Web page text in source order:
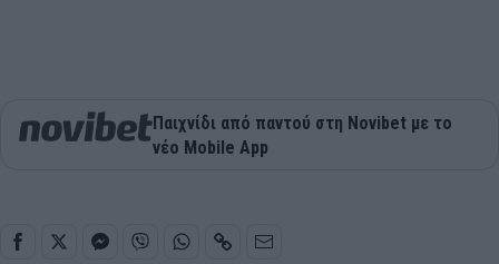
Παιχνίδι από παντού στη Novibet με το
νέο Mobile App